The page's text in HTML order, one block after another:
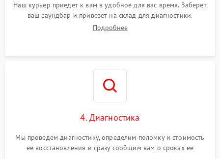
Наш курьер приедет к вам в удобное для вас время. Заберет
ваш саундбар и привезет на склад для диагностики.
Подробнее
4. Диагностика
Мы проведем диагностику, определим поломку и стоимость
ее восстановления и сразу сообщим вам о сроках ее